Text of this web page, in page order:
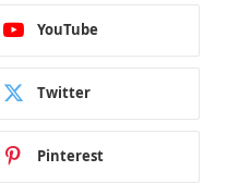
YouTube
Twitter
Pinterest